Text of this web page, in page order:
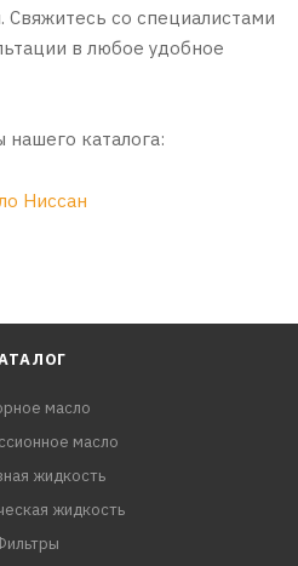
со специалистами
в любое удобное
нашего каталога:
Ниссан
масло
масло
жидкость
жидкость